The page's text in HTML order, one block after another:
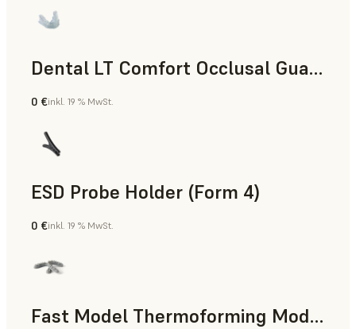
Dental LT Comfort Occlusal Guard (Form 4)
Zahnmedizin
0 €inkl. 19 % MwSt.
ESD Probe Holder (Form 4)
Technik
0 €inkl. 19 % MwSt.
Fast Model Thermoforming Model